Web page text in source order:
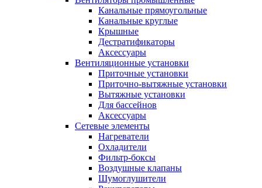
Канальные прямоугольные
Канальные круглые
Крышные
Дестратификаторы
Аксессуары
Вентиляционные установки
Приточные установки
Приточно-вытяжные установки
Вытяжные установки
Для бассейнов
Аксессуары
Сетевые элементы
Нагреватели
Охладители
Фильтр-боксы
Воздушные клапаны
Шумоглушители